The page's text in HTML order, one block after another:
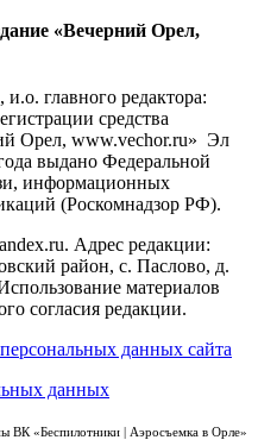
«Вечерний Орел,
главного редактора:
средства
Орел, www.vechor.ru» Эл
выдано Федеральной
информационных
(Роскомнадзор РФ).
Адрес редакции:
район, с. Паслово, д.
материалов
согласия редакции.
данных сайта
данных
ВК «Беспилотники | Аэросъемка в Орле»